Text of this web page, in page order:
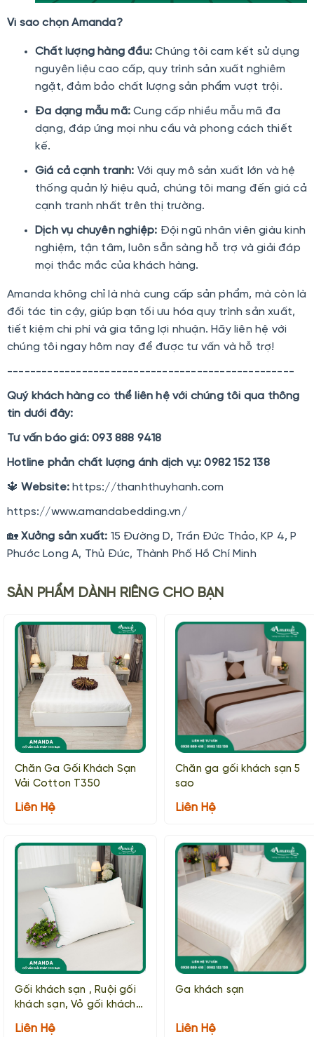
Vì sao chọn Amanda?
Chất lượng hàng đầu: Chúng tôi cam kết sử dụng
nguyên liệu cao cấp, quy trình sản xuất nghiêm
ngặt, đảm bảo chất lượng sản phẩm vượt trội.
Đa dạng mẫu mã: Cung cấp nhiều mẫu mã đa
dạng, đáp ứng mọi nhu cầu và phong cách thiết
kế.
Giá cả cạnh tranh: Với quy mô sản xuất lớn và hệ
thống quản lý hiệu quả, chúng tôi mang đến giá cả
cạnh tranh nhất trên thị trường.
Dịch vụ chuyên nghiệp: Đội ngũ nhân viên giàu kinh
nghiệm, tận tâm, luôn sẵn sàng hỗ trợ và giải đáp
mọi thắc mắc của khách hàng.
Amanda không chỉ là nhà cung cấp sản phẩm, mà còn là
đối tác tin cậy, giúp bạn tối ưu hóa quy trình sản xuất,
tiết kiệm chi phí và gia tăng lợi nhuận. Hãy liên hệ với
chúng tôi ngay hôm nay để được tư vấn và hỗ trợ!
--------------------------------------------------
Quý khách hàng có thể liên hệ với chúng tôi qua thông
tin dưới đây:
Tư vấn báo giá: 093 888 9418
Hotline phản chất lượng ánh dịch vụ: 0982 152 138
🔱Website: https://thanhthuyhanh.com
https://www.amandabedding.vn/
🏡Xưởng sản xuất: 15 Đường D, Trần Đức Thảo, KP 4, P
Phước Long A, Thủ Đức, Thành Phố Hồ Chí Minh
SẢN PHẨM DÀNH RIÊNG CHO BẠN
Chăn Ga Gối Khách Sạn
Vải Cotton T350
Liên Hệ
Chăn ga gối khách sạn 5
sao
Liên Hệ
Gối khách sạn , Ruội gối
khách sạn, Vỏ gối khách
Liên Hệ
Ga khách sạn
Liên Hệ